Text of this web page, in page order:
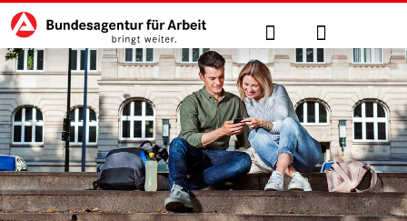
zu den Hauptinhalten springen
Hauptnavigation Suche Anmelden